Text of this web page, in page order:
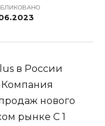
в России
Компания
нового
рынке С 1